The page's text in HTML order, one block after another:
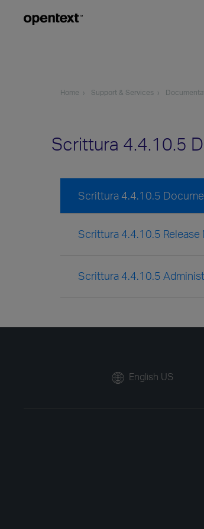
Home Support & Services
Scrittura 4.4.10.5
Scrittura 4.4.10.5
Scrittura 4.4.10.5 Release
Scrittura 4.4.10.5
English US